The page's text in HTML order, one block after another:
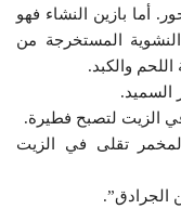
أما بازين النشاء فهو
المستخرجة من
والكبد.
السميد.
الزيت لتصبح فطيرة.
تقلى في الزيت
الجرادق”.